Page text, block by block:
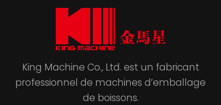
King Machine Co., Ltd. est un fabricant
professionnel de machines d’emballage
de boissons.